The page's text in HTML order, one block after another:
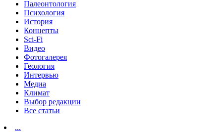
Палеонтология
Психология
История
Концепты
Sci-Fi
Видео
Фотогалерея
Геология
Интервью
Медиа
Климат
Выбор редакции
Все статьи
...